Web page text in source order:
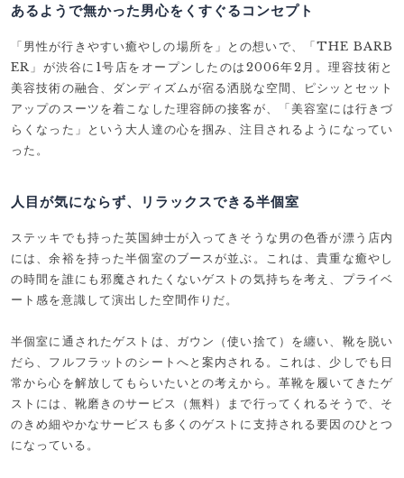
あるようで無かった男心をくすぐるコンセプト
「男性が行きやすい癒やしの場所を」との想いで、「THE BARB
ER」が渋谷に1号店をオープンしたのは2006年2月。理容技術と
美容技術の融合、ダンディズムが宿る洒脱な空間、ピシッとセット
アップのスーツを着こなした理容師の接客が、「美容室には行きづ
らくなった」という大人達の心を掴み、注目されるようになってい
った。
人目が気にならず、リラックスできる半個室
ステッキでも持った英国紳士が入ってきそうな男の色香が漂う店内
には、余裕を持った半個室のブースが並ぶ。これは、貴重な癒やし
の時間を誰にも邪魔されたくないゲストの気持ちを考え、プライベ
ート感を意識して演出した空間作りだ。
半個室に通されたゲストは、ガウン（使い捨て）を纏い、靴を脱い
だら、フルフラットのシートへと案内される。これは、少しでも日
常から心を解放してもらいたいとの考えから。革靴を履いてきたゲ
ストには、靴磨きのサービス（無料）まで行ってくれるそうで、そ
のきめ細やかなサービスも多くのゲストに支持される要因のひとつ
になっている。